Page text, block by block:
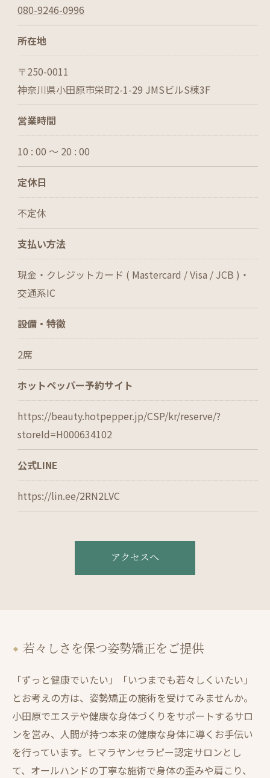
080-9246-0996
所在地
〒250-0011
神奈川県小田原市栄町2-1-29 JMSビルS棟3F
営業時間
10 : 00 ～ 20 : 00
定休日
不定休
支払い方法
現金・クレジットカード ( Mastercard / Visa / JCB )・
交通系IC
設備・特徴
2席
ホットペッパー予約サイト
https://beauty.hotpepper.jp/CSP/kr/reserve/?
storeId=H000634102
公式LINE
https://lin.ee/2RN2LVC
アクセスへ
若々しさを保つ姿勢矯正をご提供
「ずっと健康でいたい」「いつまでも若々しくいたい」
とお考えの方は、姿勢矯正の施術を受けてみませんか。
小田原でエステや健康な身体づくりをサポートするサロ
ンを営み、人間が持つ本来の健康な身体に導くお手伝い
を行っています。ヒマラヤンセラピー認定サロンとし
て、オールハンドの丁寧な施術で身体の歪みや肩こり、